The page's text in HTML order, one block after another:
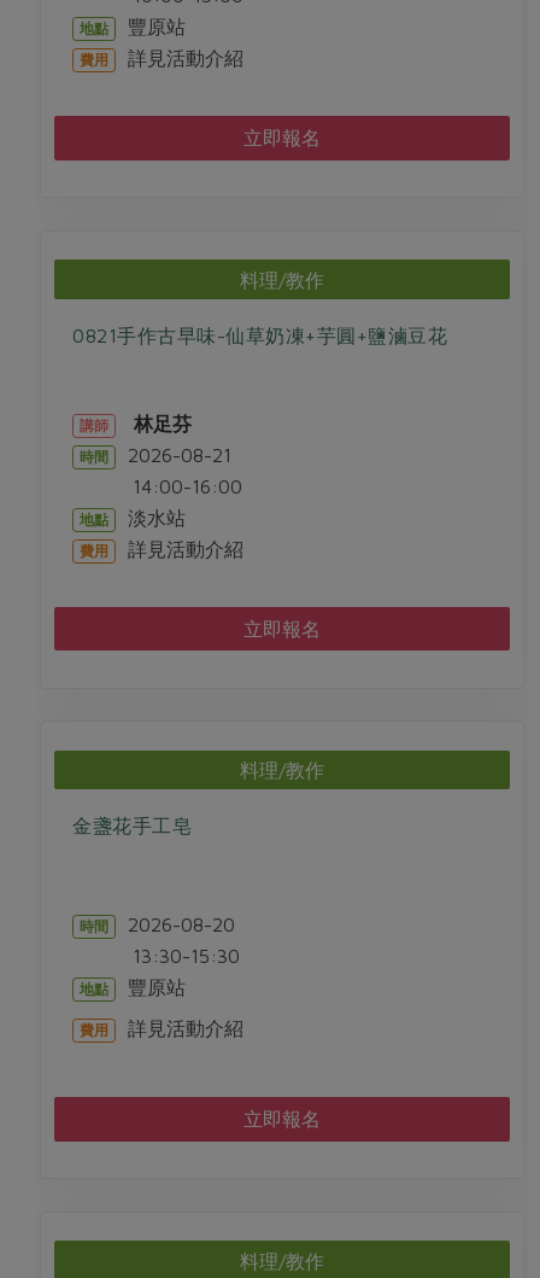
地點 豐原站
費用 詳見活動介紹
立即報名
料理/教作
0821手作古早味-仙草奶凍+芋圓+鹽滷豆花
講師 林足芬
時間 2026-08-21
14:00-16:00
地點 淡水站
費用 詳見活動介紹
立即報名
料理/教作
金盞花手工皂
時間 2026-08-20
13:30-15:30
地點 豐原站
費用 詳見活動介紹
立即報名
料理/教作